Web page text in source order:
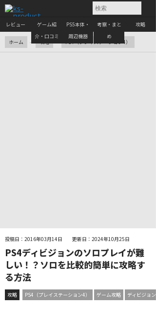
レビュー
ゲーム紹
介・口コミ
PS5本体・
周辺機器
考察・まと
め
攻略
ホーム 攻略 PS4（プレイステーション4）
投稿日：2016年03月14日 更新日：2024年10月25日
PS4ディビジョンのソロプレイが難
しい！？ソロを比較的簡単に攻略す
る方法
攻略 PS4（プレイステーション4） ゲーム攻略 ディビジョン